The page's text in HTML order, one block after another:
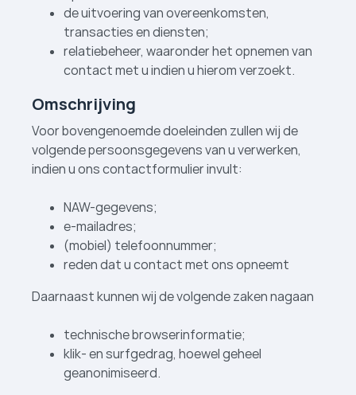
de uitvoering van overeenkomsten,
transacties en diensten;
relatiebeheer, waaronder het opnemen van
contact met u indien u hierom verzoekt.
Omschrijving
Voor bovengenoemde doeleinden zullen wij de
volgende persoonsgegevens van u verwerken,
indien u ons contactformulier invult:
NAW-gegevens;
e-mailadres;
(mobiel) telefoonnummer;
reden dat u contact met ons opneemt
Daarnaast kunnen wij de volgende zaken nagaan
technische browserinformatie;
klik- en surfgedrag, hoewel geheel
geanonimiseerd.